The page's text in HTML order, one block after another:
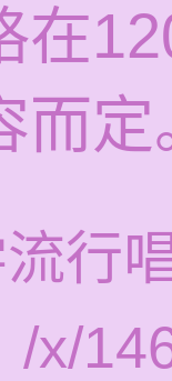
在
而定
行
/x/